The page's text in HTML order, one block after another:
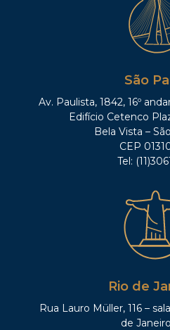
São
Av. Paulista, 1842, 16º
Edifício Cetenco
Bela Vista –
CEP
Tel:
Rio de
Rua Lauro Müller, 116 –
de